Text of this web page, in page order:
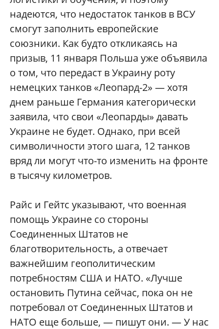
надеются, что недостаток танков в ВСУ
смогут заполнить европейские
союзники. Как будто откликаясь на
призыв, 11 января Польша уже объявила
о том, что передаст в Украину роту
немецких танков «Леопард-2» — хотя
днем раньше Германия категорически
заявила, что свои «Леопарды» давать
Украине не будет. Однако, при всей
символичности этого шага, 12 танков
вряд ли могут что-то изменить на фронте
в тысячу километров.
Райс и Гейтс указывают, что военная
помощь Украине со стороны
Соединенных Штатов не
благотворительность, а отвечает
важнейшим геополитическим
потребностям США и НАТО. «Лучше
остановить Путина сейчас, пока он не
потребовал от Соединенных Штатов и
НАТО еще больше, — пишут они. — У нас